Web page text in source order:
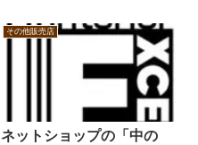
その他販売店
ネットショップの「中の